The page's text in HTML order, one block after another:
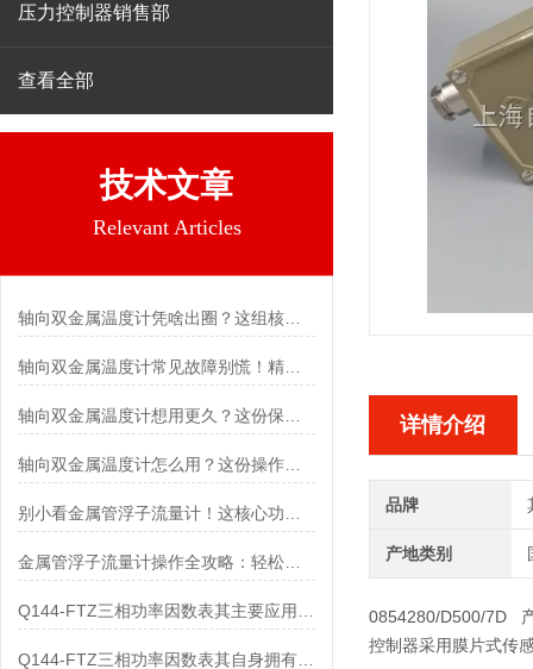
压力控制器销售部
查看全部
技术文章
Relevant Articles
轴向双金属温度计凭啥出圈？这组核心特点给出了答案
轴向双金属温度计常见故障别慌！精准定位，轻松搞定难题
轴向双金属温度计怎么用？这份操作指南，新手也能快速拿捏！
金属管浮子流量计操作全攻略：轻松拿捏，精准掌控每一步！
Q144-FTZ三相功率因数表其自身拥有怎样的功能呢？
详情介绍
品牌
产地类别
0854280/D500/7D
控制器采用膜片式传